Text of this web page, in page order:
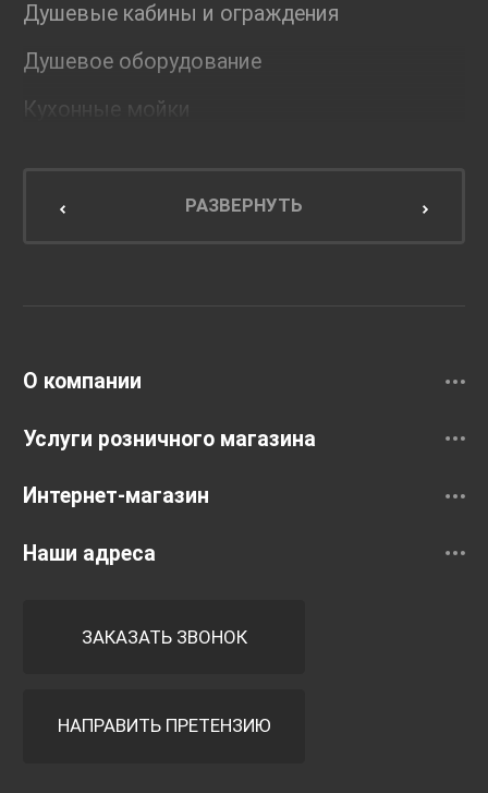
Душевые кабины и ограждения
Душевое оборудование
Кухонные мойки
Мебель для кухниРАЗВЕРНУТЬ
О компании
Услуги розничного магазина
Интернет-магазин
Наши адреса
ЗАКАЗАТЬ ЗВОНОК
НАПРАВИТЬ ПРЕТЕНЗИЮ